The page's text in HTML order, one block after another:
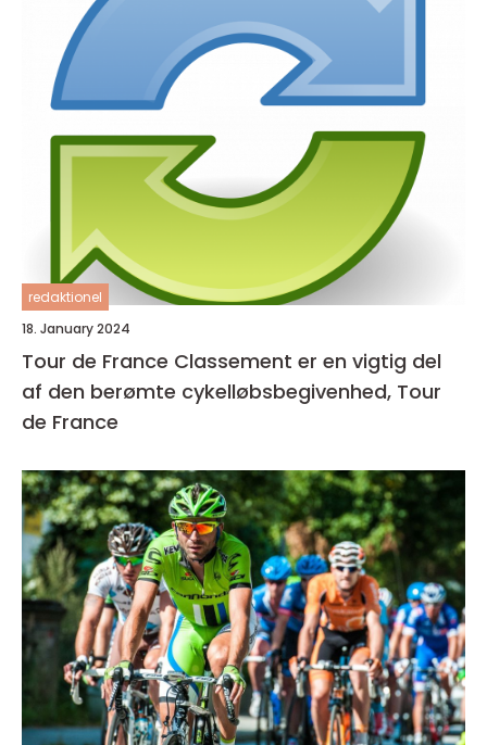
redaktionel
18. January 2024
Tour de France Classement er en vigtig del
af den berømte cykelløbsbegivenhed, Tour
de France